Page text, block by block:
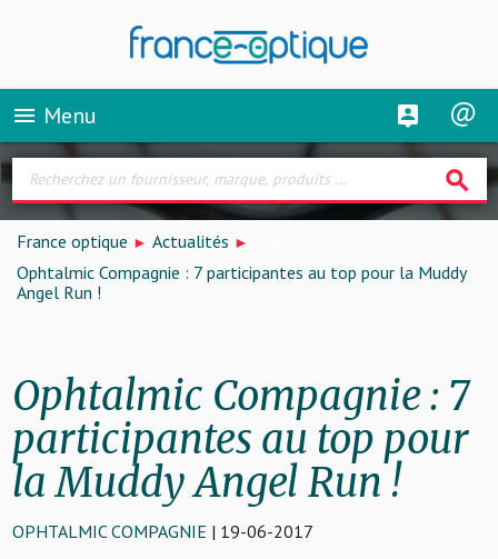
menu Menu
search
France optique
Actualités
Ophtalmic Compagnie : 7 participantes au top pour la Muddy
Angel Run !
Ophtalmic Compagnie : 7
participantes au top pour
la Muddy Angel Run !
OPHTALMIC COMPAGNIE | 19-06-2017